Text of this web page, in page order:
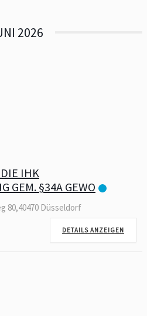
2026
IHK
GEM. §34A GEWO
80,40470 Düsseldorf
DETAILS ANZEIGEN